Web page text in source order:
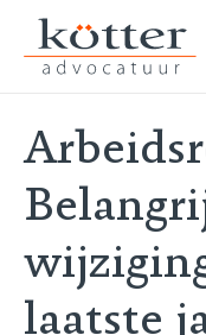
laatste